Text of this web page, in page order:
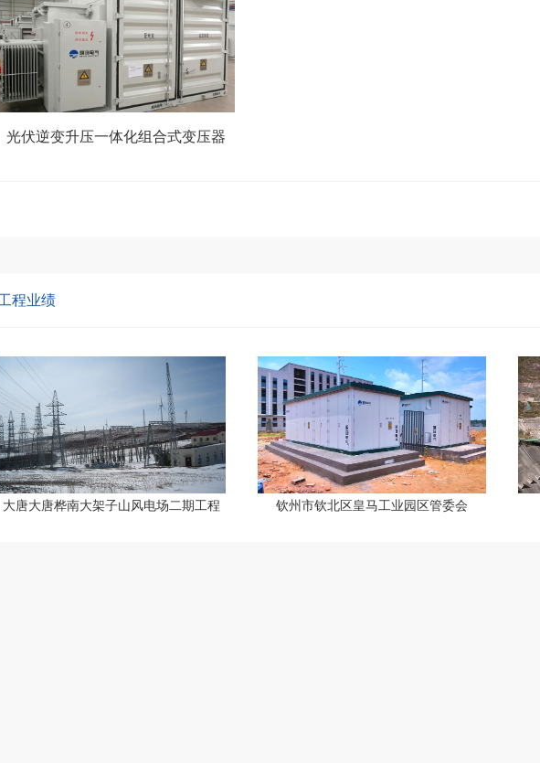
光伏逆变升压一体化组合式变压器
程业绩
大唐大唐桦南大架子山风电场二期工程 钦州市钦北区皇马工业园区管委会